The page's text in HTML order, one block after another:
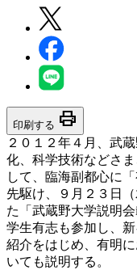
印刷する print
２０１２年４月、武
化、科学技術などさ
して、臨海副都心に
先駆け、９月２３日
た「武蔵野大学説明
学生有志も参加し、
紹介をはじめ、有明
いても説明する。